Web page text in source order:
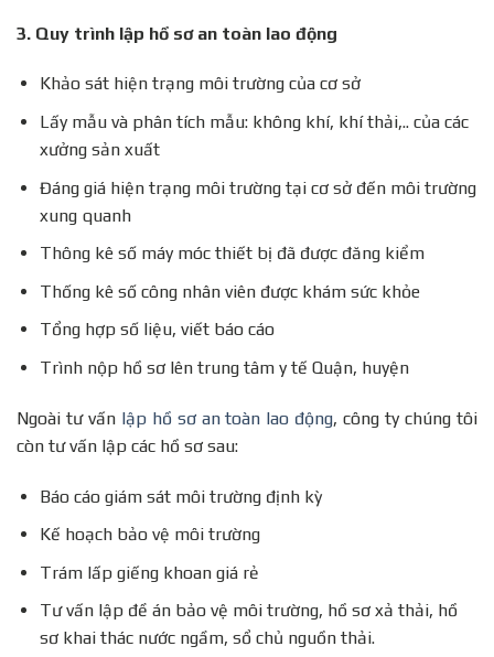
3. Quy trình lập hồ sơ an toàn lao động
Khảo sát hiện trạng môi trường của cơ sở
Lấy mẫu và phân tích mẫu: không khí, khí thải,.. của các
xưởng sản xuất
Đáng giá hiện trạng môi trường tại cơ sở đến môi trường
xung quanh
Thông kê số máy móc thiết bị đã được đăng kiểm
Thống kê số công nhân viên được khám sức khỏe
Tổng hợp số liệu, viết báo cáo
Trình nộp hồ sơ lên trung tâm y tế Quận, huyện
Ngoài tư vấn lập hồ sơ an toàn lao động, công ty chúng tôi
còn tư vấn lập các hồ sơ sau:
Báo cáo giám sát môi trường định kỳ
Kế hoạch bảo vệ môi trường
Trám lấp giếng khoan giá rẻ
Tư vấn lập đề án bảo vệ môi trường, hồ sơ xả thải, hồ
sơ khai thác nước ngầm, sổ chủ nguồn thải.